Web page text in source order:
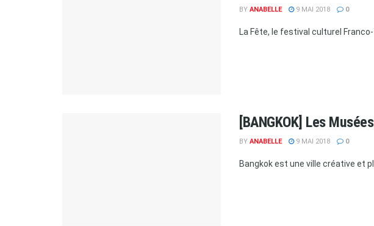
BY ANABELLE 9 MAI 2018 0
La Fête, le festival culturel
[BANGKOK] Les
BY ANABELLE 9 MAI 2018 0
Bangkok est une ville créative et